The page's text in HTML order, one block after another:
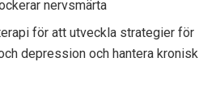
nervsmärta
för att utveckla strategier för
depression och hantera kronisk